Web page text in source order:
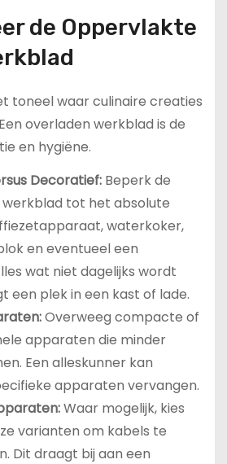
de Oppervlakte
toneel waar culinaire creaties
overladen werkblad is de
en hygiëne.
Decoratief:Beperk de
tot het absolute
waterkoker,
en eventueel een
wat niet dagelijks wordt
een plek in een kast of lade.
Overweeg compacte of
apparaten die minder
Een alleskunner kan
apparaten vervangen.
Waar mogelijk, kies
varianten om kabels te
Dit draagt bij aan een